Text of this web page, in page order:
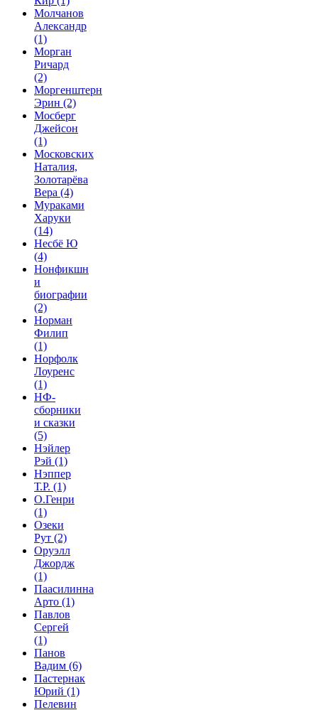
Молчанов
Александр
(1)
Морган
Ричард
(2)
Моргенштерн
Эрин (2)
Мосберг
Джейсон
(1)
Московских
Наталия,
Золотарёва
Вера (4)
Мураками
Харуки
(14)
Несбё Ю
(4)
Нонфикшн
и
биографии
(2)
Норман
Филип
(1)
Норфолк
Лоуренс
(1)
НФ-
сборники
и сказки
(5)
Нэйлер
Рэй (1)
Нэппер
Т.Р. (1)
О.Генри
(1)
Озеки
Рут (2)
Оруэлл
Джордж
(1)
Паасилинна
Арто (1)
Павлов
Сергей
(1)
Панов
Вадим (6)
Пастернак
Юрий (1)
Пелевин